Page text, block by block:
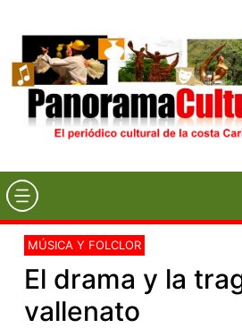
MÚSICA Y FOLCLOR
El drama y la
vallenato